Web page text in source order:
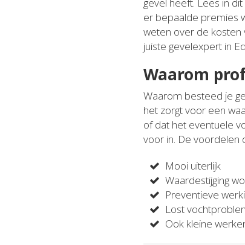
gevel heeft. Lees in
er bepaalde premies
weten over de kosten
juiste gevelexpert in
Waarom
Waarom besteed je
het zorgt voor een
of dat het eventuele
voor in. De voordelen
Mooi uiterlijk
Waardestijging
Preventieve
Lost
Ook kleine